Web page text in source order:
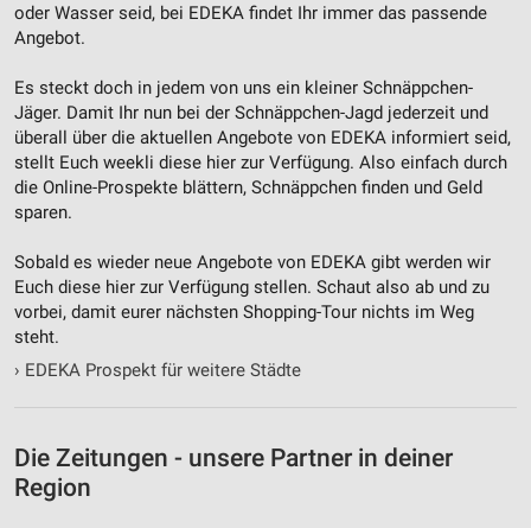
oder Wasser seid, bei EDEKA findet Ihr immer das passende
Angebot.
Es steckt doch in jedem von uns ein kleiner Schnäppchen-
Jäger. Damit Ihr nun bei der Schnäppchen-Jagd jederzeit und
überall über die aktuellen Angebote von EDEKA informiert seid,
stellt Euch weekli diese hier zur Verfügung. Also einfach durch
die Online-Prospekte blättern, Schnäppchen finden und Geld
sparen.
Sobald es wieder neue Angebote von EDEKA gibt werden wir
Euch diese hier zur Verfügung stellen. Schaut also ab und zu
vorbei, damit eurer nächsten Shopping-Tour nichts im Weg
steht.
› EDEKA Prospekt für weitere Städte
Die Zeitungen - unsere Partner in deiner
Region